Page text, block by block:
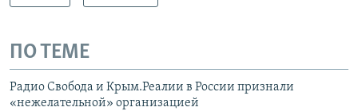
ПО ТЕМЕ
Радио Свобода и Крым.Реалии в России признали
«нежелательной» организацией